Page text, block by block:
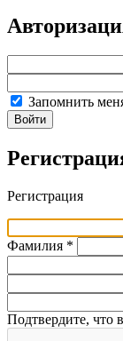
Запомнить
Войти
Регистрация
Фамилия *
Подтвердите, что